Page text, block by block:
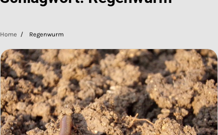
Home Regenwurm